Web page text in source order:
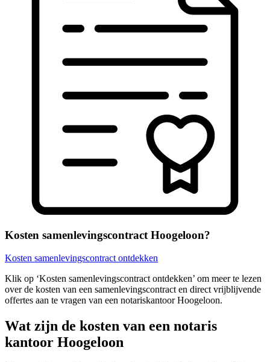
Kosten samenlevingscontract Hoogeloon?
Kosten samenlevingscontract ontdekken
Klik op ‘Kosten samenlevingscontract ontdekken’ om meer te lezen
over de kosten van een samenlevingscontract en direct vrijblijvende
offertes aan te vragen van een notariskantoor Hoogeloon.
Wat zijn de kosten van een notaris
kantoor Hoogeloon